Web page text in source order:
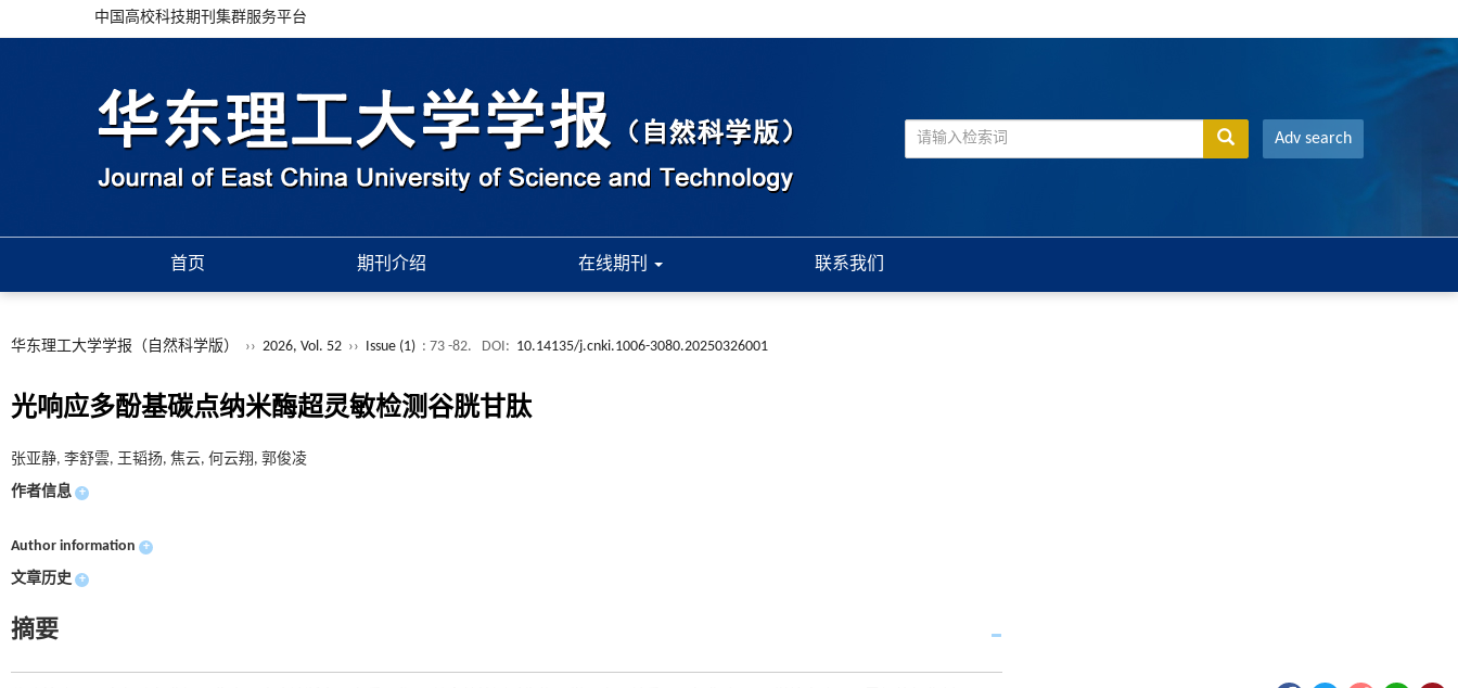
中国高校科技期刊集群服务平台
Adv search
首页 期刊介绍 在线期刊 联系我们
华东理工大学学报（自然科学版） ›› 2026, Vol. 52 ›› Issue (1) : 73 -82. DOI: 10.14135/j.cnki.1006-3080.20250326001
光响应多酚基碳点纳米酶超灵敏检测谷胱甘肽
张亚静, 李舒雲, 王韬扬, 焦云, 何云翔, 郭俊凌
作者信息 +
Author information +
文章历史 +
摘要